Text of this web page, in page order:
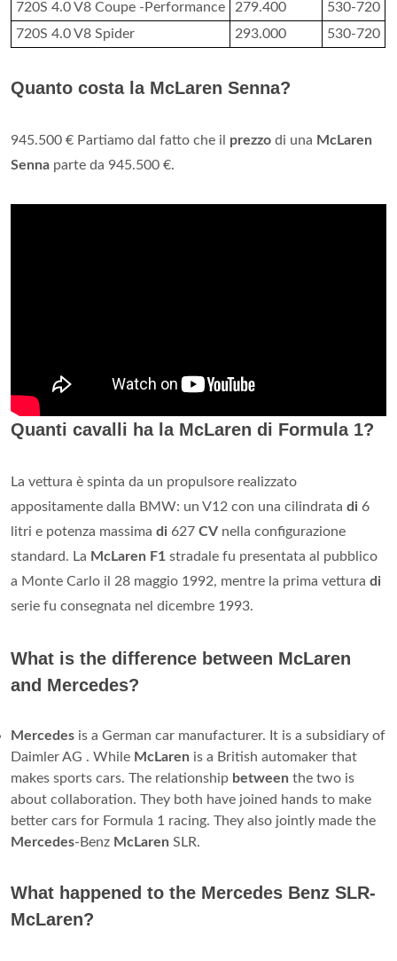
720S 4.0 V8 Coupe -Performance 279.400
530-720
720S 4.0 V8 Spider
293.000 530-720
Quanto costa la McLaren Senna?
945.500 € Partiamo dal fatto che il prezzo di una McLaren
Senna parte da 945.500 €.
Quanti cavalli ha la McLaren di Formula 1?
La vettura è spinta da un propulsore realizzato
appositamente dalla BMW: un V12 con una cilindrata di 6
litri e potenza massima di 627 CV nella configurazione
standard. La McLaren F1 stradale fu presentata al pubblico
a Monte Carlo il 28 maggio 1992, mentre la prima vettura di
serie fu consegnata nel dicembre 1993.
What is the difference between McLaren
and Mercedes?
Mercedes is a German car manufacturer. It is a subsidiary of
Daimler AG . While McLaren is a British automaker that
makes sports cars. The relationship between the two is
about collaboration. They both have joined hands to make
better cars for Formula 1 racing. They also jointly made the
Mercedes-Benz McLaren SLR.
What happened to the Mercedes Benz SLR-
McLaren?